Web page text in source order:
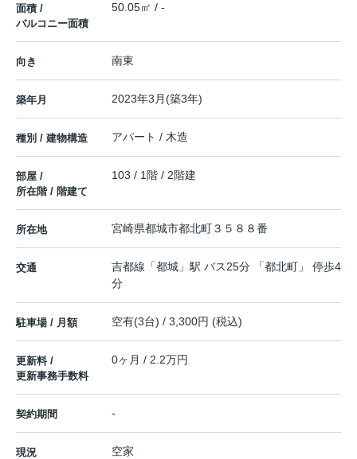
面積 /
バルコニー面積
50.05㎡ / -
向き 南東
築年月 2023年3月(築3年)
種別 / 建物構造 アパート / 木造
部屋 /
所在階 / 階建て
103 / 1階 / 2階建
所在地 宮崎県都城市都北町３５８８番
交通 吉都線 「都城 」駅 バス25分 「都北町」 停歩4
分
駐車場 / 月額 空有(3台) / 3,300円 (税込)
更新料 /
更新事務手数料
0ヶ月 / 2.2万円
契約期間 -
現況 空家